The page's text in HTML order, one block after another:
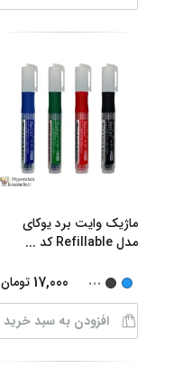
ماژیک وایت برد یوکای
مدل Refillable کد
...
...
17,000 تومان
افزودن به سبد خرید